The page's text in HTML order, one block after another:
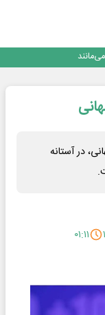
در آستانه
۰۱:۱۱